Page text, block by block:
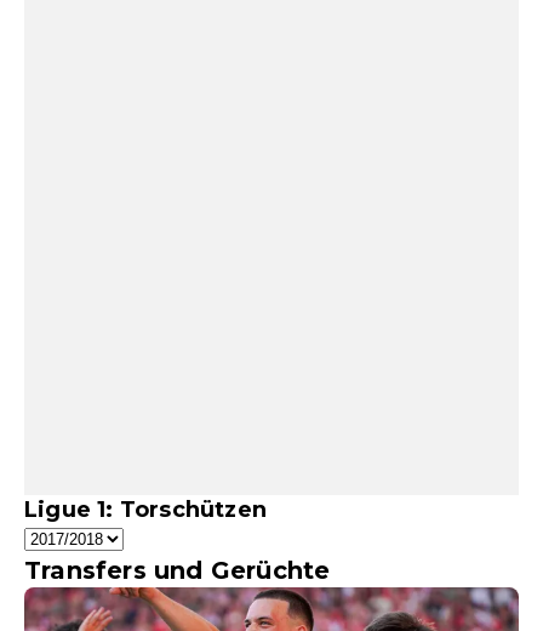
Ligue 1: Torschützen
Transfers und Gerüchte